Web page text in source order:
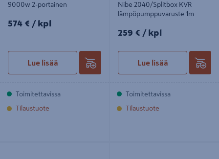
9000w 2-portainen
574€/kpl
574 € / kpl
Lue lisää
Toimitettavissa
Tilaustuote
Nibe 2040/Splitbox KVR
lämpöpumppuvaruste 1m
259€/kpl
259 € / kpl
Lue lisää
Toimitettavissa
Tilaustuote